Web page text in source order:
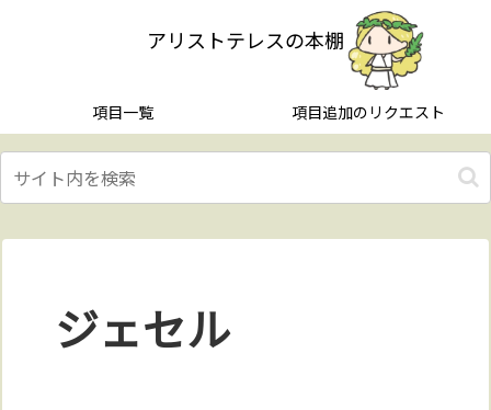
アリストテレスの本棚
項目一覧 項目追加のリクエスト
ジェセル